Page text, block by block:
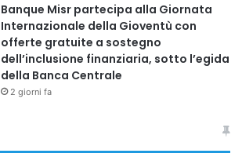
Banque Misr partecipa alla Giornata
Internazionale della Gioventù con
offerte gratuite a sostegno
dell’inclusione finanziaria, sotto l’egida
della Banca Centrale
2 giorni fa